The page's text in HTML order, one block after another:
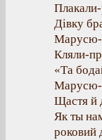
Дівку
Марусю-
Кляли-
«Та
Марусю-
Щастя й
Як ты
роковий